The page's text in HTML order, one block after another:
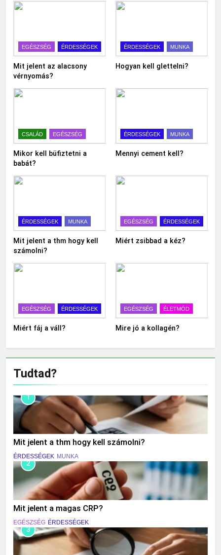
EGÉSZSÉG ÉRDESSÉGEK
Mit jelent az alacsony
vérnyomás?
ÉRDESSÉGEK MUNKA
Hogyan kell glettelni?
CSALÁD EGÉSZSÉG
Mikor kell büfiztetni a
babát?
ÉRDESSÉGEK MUNKA
Mennyi cement kell?
ÉRDESSÉGEK MUNKA
Mit jelent a thm hogy kell
számolni?
EGÉSZSÉG ÉRDESSÉGEK
Miért zsibbad a kéz?
EGÉSZSÉG ÉRDESSÉGEK
Miért fáj a váll?
EGÉSZSÉG ÉLETMÓD
Mire jó a kollagén?
Tudtad?
1
Mit jelent a thm hogy kell számolni?
ÉRDESSÉGEK MUNKA
2
Mit jelent a magas CRP?
EGÉSZSÉG ÉRDESSÉGEK
3